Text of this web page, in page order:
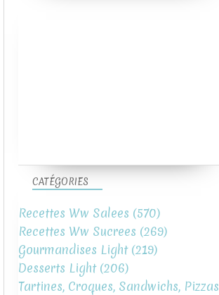
CATÉGORIES
Recettes Ww Salees (570)
Recettes Ww Sucrees (269)
Gourmandises Light(219)
Desserts Light(206)
Tartines, Croques, Sandwichs, Pizzas